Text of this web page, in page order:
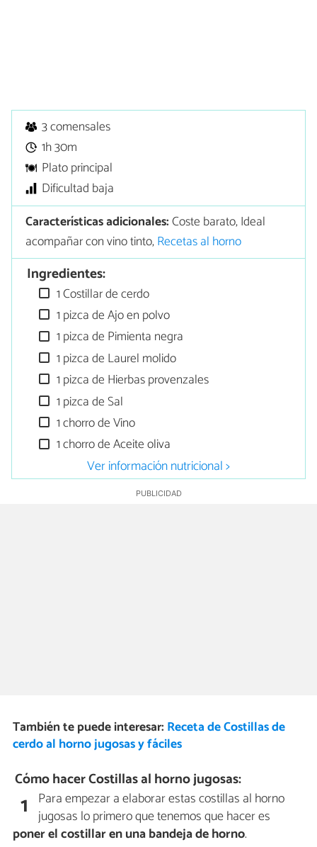
3 comensales
1h 30m
Plato principal
Dificultad baja
Características adicionales:Coste barato, Ideal
acompañar con vino tinto,Recetas al horno
Ingredientes:
1 Costillar de cerdo
1 pizca de Ajo en polvo
1 pizca de Pimienta negra
1 pizca de Laurel molido
1 pizca de Hierbas provenzales
1 pizca de Sal
1 chorro de Vino
1 chorro de Aceite oliva
Ver información nutricional >
También te puede interesar: Receta de Costillas de
cerdo al horno jugosas y fáciles
Cómo hacer Costillas al horno jugosas:
1 Para empezar a elaborar estas costillas al horno
jugosas lo primero que tenemos que hacer es
poner el costillar en una bandeja de horno.